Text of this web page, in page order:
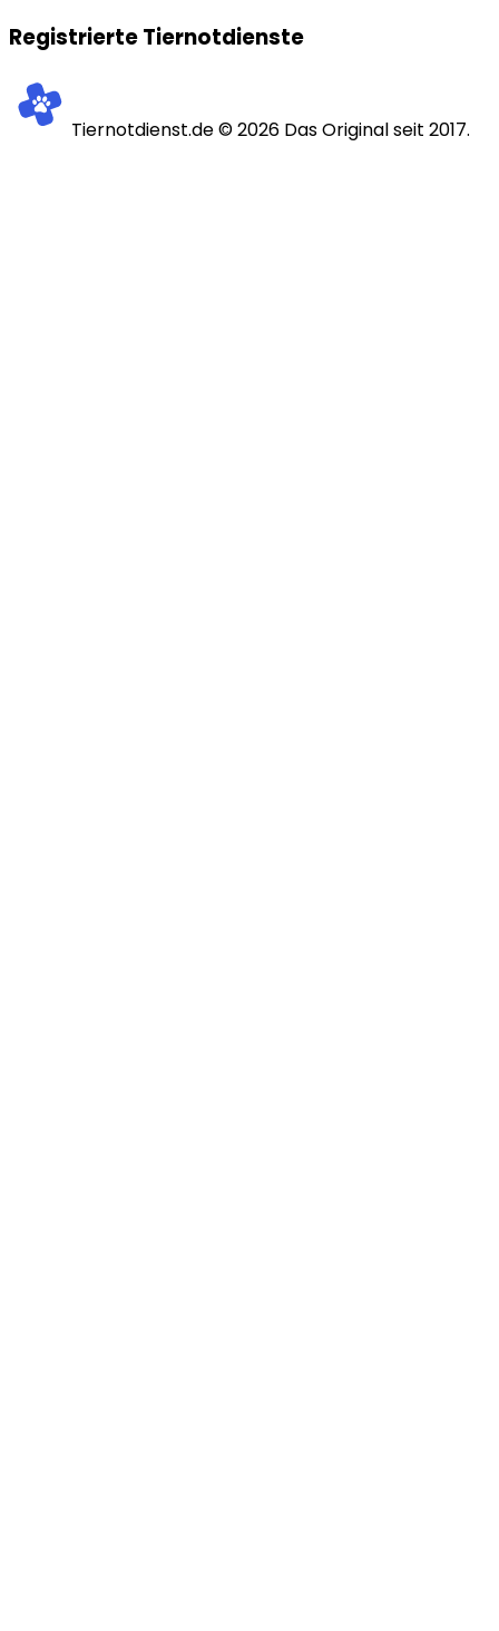
Registrierte Tiernotdienste
Tiernotdienst.de ©2026 Das Original seit 2017.